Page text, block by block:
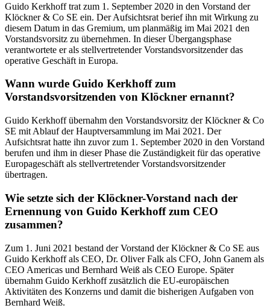
Guido Kerkhoff trat zum 1. September 2020 in den Vorstand der
Klöckner & Co SE ein. Der Aufsichtsrat berief ihn mit Wirkung zu
diesem Datum in das Gremium, um planmäßig im Mai 2021 den
Vorstandsvorsitz zu übernehmen. In dieser Übergangsphase
verantwortete er als stellvertretender Vorstandsvorsitzender das
operative Geschäft in Europa.
Wann wurde Guido Kerkhoff zum
Vorstandsvorsitzenden von Klöckner ernannt?
Guido Kerkhoff übernahm den Vorstandsvorsitz der Klöckner & Co
SE mit Ablauf der Hauptversammlung im Mai 2021. Der
Aufsichtsrat hatte ihn zuvor zum 1. September 2020 in den Vorstand
berufen und ihm in dieser Phase die Zuständigkeit für das operative
Europageschäft als stellvertretender Vorstandsvorsitzender
übertragen.
Wie setzte sich der Klöckner-Vorstand nach der
Ernennung von Guido Kerkhoff zum CEO
zusammen?
Zum 1. Juni 2021 bestand der Vorstand der Klöckner & Co SE aus
Guido Kerkhoff als CEO, Dr. Oliver Falk als CFO, John Ganem als
CEO Americas und Bernhard Weiß als CEO Europe. Später
übernahm Guido Kerkhoff zusätzlich die EU-europäischen
Aktivitäten des Konzerns und damit die bisherigen Aufgaben von
Bernhard Weiß.